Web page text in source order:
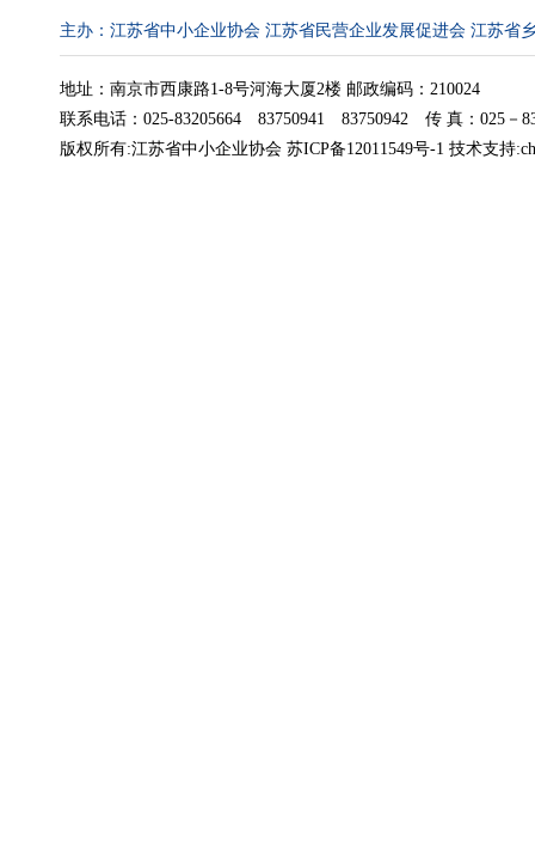
主办：江苏省中小企业协会 江苏省民营企业发展促进会 江苏省
地址：南京市西康路1-8号河海大厦2楼 邮政编码：210024
联系电话：025-83205664 83750941 83750942 传 真：025－
版权所有:江苏省中小企业协会 苏ICP备12011549号-1 技术支持: